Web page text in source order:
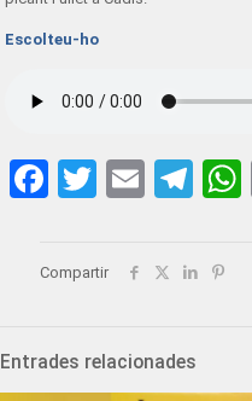
Escolteu-ho
Facebook
Twitter
Email
Compartir
Entrades relacionades